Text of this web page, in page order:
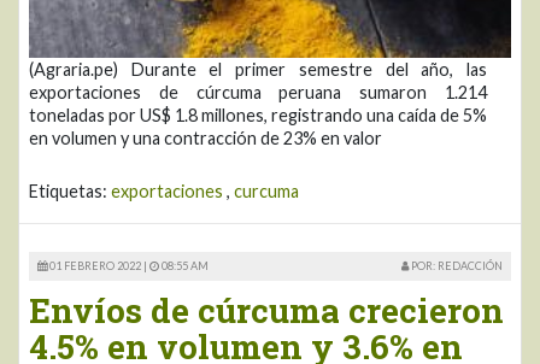
(Agraria.pe) Durante el primer semestre del año, las
exportaciones de cúrcuma peruana sumaron 1.214
toneladas por US$ 1.8 millones, registrando una caída de 5%
en volumen y una contracción de 23% en valor
Etiquetas: exportaciones , curcuma
01 FEBRERO 2022 | 08:55 AM POR: REDACCIÓN
Envíos de cúrcuma crecieron
4.5% en volumen y 3.6% en